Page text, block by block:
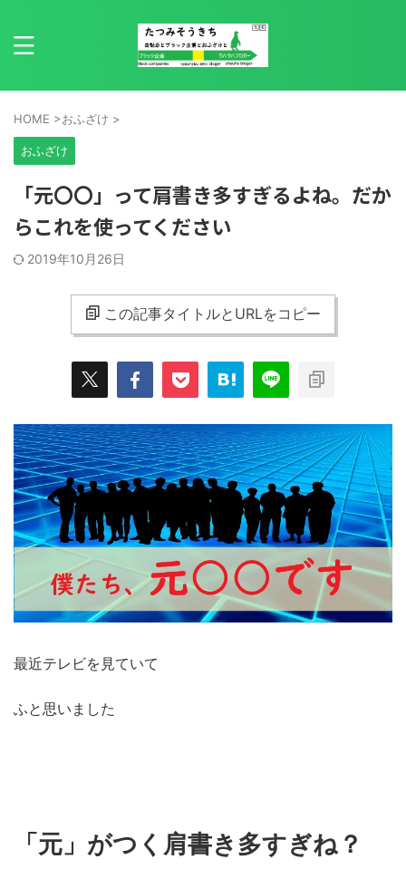
HOME >おふざけ >
おふざけ
「元〇〇」って肩書き多すぎるよね。だか
らこれを使ってください
2019年10月26日
この記事タイトルとURLをコピー
最近テレビを見ていて
ふと思いました
「元」がつく肩書き多すぎね？